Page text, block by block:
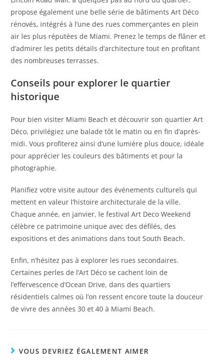
propose également une belle série de bâtiments Art Déco
rénovés, intégrés à l’une des rues commerçantes en plein
air les plus réputées de Miami. Prenez le temps de flâner et
d’admirer les petits détails d’architecture tout en profitant
des nombreuses terrasses.
Conseils pour explorer le quartier
historique
Pour bien visiter Miami Beach et découvrir son quartier Art
Déco, privilégiez une balade tôt le matin ou en fin d’après-
midi. Vous profiterez ainsi d’une lumière plus douce, idéale
pour apprécier les couleurs des bâtiments et pour la
photographie.
Planifiez votre visite autour des événements culturels qui
mettent en valeur l’histoire architecturale de la ville.
Chaque année, en janvier, le festival Art Deco Weekend
célèbre ce patrimoine unique avec des défilés, des
expositions et des animations dans tout South Beach.
Enfin, n’hésitez pas à explorer les rues secondaires.
Certaines perles de l’Art Déco se cachent loin de
l’effervescence d’Ocean Drive, dans des quartiers
résidentiels calmes où l’on ressent encore toute la douceur
de vivre des années 30 et 40 à Miami Beach.
VOUS DEVRIEZ ÉGALEMENT AIMER